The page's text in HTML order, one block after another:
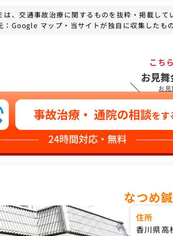
、交通事故治療に関するものを抜粋・掲載して
：Google マップ・当サイトが独自に収集したも
＼
こち
お見
お
なつめ
住所
香川県高